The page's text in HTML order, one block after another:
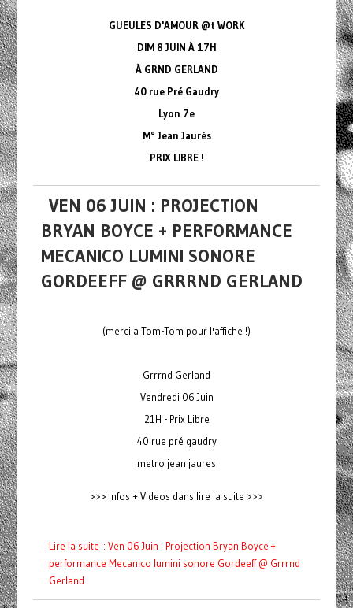
GUEULES D'AMOUR @t WORK
DIM 8 JUIN À 17H
À GRND GERLAND
40 rue Pré Gaudry
Lyon 7e
M° Jean Jaurès
PRIX LIBRE !
VEN 06 JUIN : PROJECTION
BRYAN BOYCE + PERFORMANCE
MECANICO LUMINI SONORE
GORDEEFF @ GRRRND GERLAND
(merci a Tom-Tom pour l'affiche !)
Grrrnd Gerland
Vendredi 06 Juin
21H - Prix Libre
40 rue pré gaudry
metro jean jaures
>>> Infos + Videos dans lire la suite >>>
Lire la suite : Ven 06 Juin : Projection Bryan Boyce +
performance Mecanico lumini sonore Gordeeff @ Grrrnd
Gerland